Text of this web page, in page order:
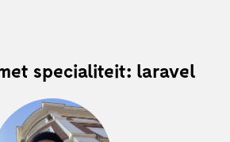
specialiteit: laravel